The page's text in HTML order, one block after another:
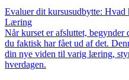
Evaluer dit kursusudbytte: Hvad
Læring
Når kurset er afsluttet, begynder
du faktisk har fået ud af det.
din nye viden til varig læring,
hverdagen.